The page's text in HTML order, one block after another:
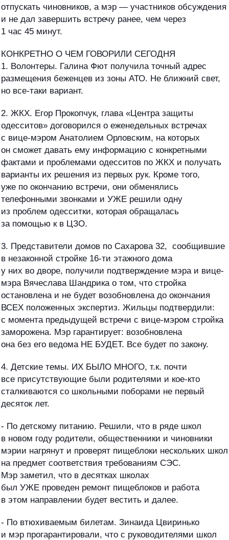
отпускать чиновников, а мэр — участников обсуждения
и не дал завершить встречу ранее, чем через
1 час 45 минут.
КОНКРЕТНО О ЧЕМ ГОВОРИЛИ СЕГОДНЯ
1. Волонтеры. Галина Фют получила точный адрес
размещения беженцев из зоны АТО. Не ближний свет,
но все-таки вариант.
2. ЖКХ. Егор Прокопчук, глава «Центра защиты
одесситов» договорился о еженедельных встречах
с вице-мэром Анатолием Орловским, на которых
он сможет давать ему информацию с конкретными
фактами и проблемами одесситов по ЖКХ и получать
варианты их решения из первых рук. Кроме того,
уже по окончанию встречи, они обменялись
телефонными звонками и УЖЕ решили одну
из проблем одесситки, которая обращалась
за помощью к в ЦЗО.
3. Представители домов по Сахарова 32, сообщившие
в незаконной стройке 16-ти этажного дома
у них во дворе, получили подтверждение мэра и вице-
мэра Вячеслава Шандрика о том, что стройка
остановлена и не будет возобновлена до окончания
ВСЕХ положенных экспертиз. Жильцы подтвердили:
с момента предыдущей встречи с вице-мэром стройка
заморожена. Мэр гарантирует: возобновлена
она без его ведома НЕ БУДЕТ. Все будет по закону.
4. Детские темы. ИХ БЫЛО МНОГО, т.к. почти
все присутствующие были родителями и кое-кто
сталкиваются со школьными поборами не первый
десяток лет.
- По детскому питанию. Решили, что в ряде школ
в новом году родители, общественники и чиновники
мэрии нагрянут и проверят пищеблоки нескольких школ
на предмет соответствия требованиям СЭС.
Мэр заметил, что в десятках школах
был УЖЕ проведен ремонт пищеблоков и работа
в этом направлении будет вестить и далее.
- По втюхиваемым билетам. Зинаида Цвиринько
и мэр прогарантировали, что с руководителями школ